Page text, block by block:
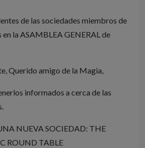
de las sociedades miembros de
la ASAMBLEA GENERAL de
Querido amigo de la Magia,
informados a cerca de las
NUEVA SOCIEDAD: THE
ROUND TABLE